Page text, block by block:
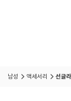
남성 액세서리 선글